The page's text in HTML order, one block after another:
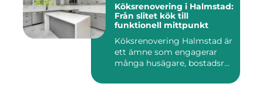
Köksrenovering i Halmstad:
Från slitet kök till
funktionell mittpunkt
Köksrenovering Halmstad är
ett ämne som engagerar
många husägare, bostadsr...